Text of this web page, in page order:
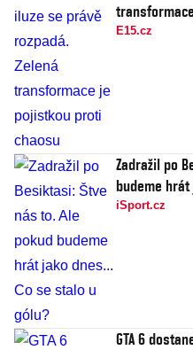
E15.cz
Zadražil po
budeme
iSport.cz
GTA 6